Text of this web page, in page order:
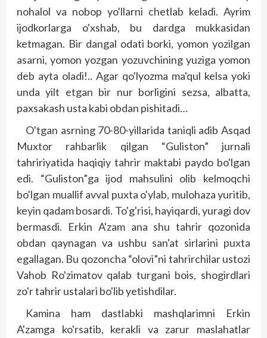
nohalol va nobop yo'llarni chetlab keladi. Ayrim
ijodkorlarga o'xshab, bu dardga mukkasidan
ketmagan. Bir dangal odati borki, yomon yozilgan
asarni, yomon yozgan yozuvchining yuziga yomon
deb ayta oladi!.. Agar qo'lyozma ma'qul kelsa yoki
unda yilt etgan bir nur borligini sezsa, albatta,
paxsakash usta kabi obdan pishitadi…
O'tgan asrning 70-80-yillarida taniqli adib Asqad
Muxtor rahbarlik qilgan “Guliston” jurnali
tahririyatida haqiqiy tahrir maktabi paydo bo'lgan
edi. “Gulis­ton”ga ijod mahsulini olib kelmoqchi
bo'lgan muallif avval puxta o'ylab, mulohaza yuritib,
keyin qadam bosardi. To'g'risi, hayi­qardi, yuragi dov
bermasdi. Erkin A'zam ana shu tahrir qozonida
obdan qaynagan va ushbu san'at sirlarini puxta
egallagan. Bu qozoncha “olovi”ni tahrirchilar ustozi
Vahob Ro'zimatov qalab turgani bois, shogirdlari
zo'r tahrir ustalari bo'lib yetishdilar.
Kamina ham dastlabki mashq­larimni Erkin
A'zamga ko'rsatib, kerakli va zarur maslahatlar